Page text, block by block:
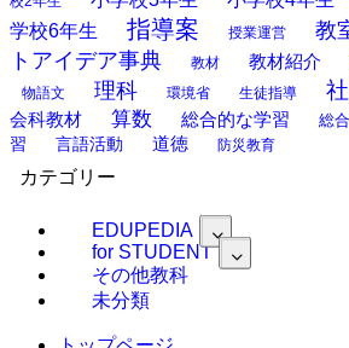
学校6年生
指導案 授業運営
教
トアイデア事典
教材 教材紹介
物語文 理科 環境省 生徒指導
会科教材
算数 総合的な学習 総
習
言語活動 道徳 防災教育
カテゴリー
EDUPEDIA
for STUDENT
その他教科
未分類